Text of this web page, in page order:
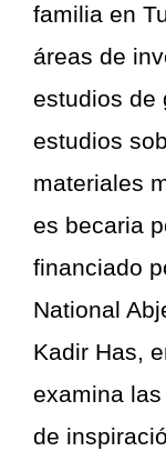
familia en
áreas de
estudios de
estudios
materiales
es becaria
financiado
National
Kadir Has,
examina
de